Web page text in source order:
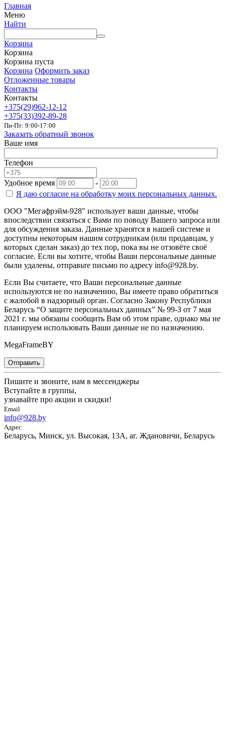
Главная
Меню
Найти
Корзина
Корзина
Корзина пуста
Корзина Оформить заказ
Отложенные товары
Контакты
Контакты
+375(29)962-12-12
+375(33)392-89-28
Пн-Пт: 9:00-17:00
Заказать обратный звонок
Ваше имя
Телефон
Удобное время
-
Я даю согласие на обработку моих персональных данных.
ООО "Мегафрэйм-928" использует ваши данные, чтобы
впоследствии связаться с Вами по поводу Вашего запроса или
для обсуждения заказа. Данные хранятся в нашей системе и
доступны некоторым нашим сотрудникам (или продавцам, у
которых сделан заказ) до тех пор, пока вы не отзовёте своё
согласие. Если вы хотите, чтобы Ваши персональные данные
были удалены, отправьте письмо по адресу info@928.by.
Если Вы считаете, что Ваши персональные данные
используются не по назначению, Вы имеете право обратиться
с жалобой в надзорный орган. Согласно Закону Республики
Беларусь “О защите персональных данных” № 99-З от 7 мая
2021 г. мы обязаны сообщить Вам об этом праве, однако мы не
планируем использовать Ваши данные не по назначению.
MegaFrameBY
Отправить
Пишите и звоните, нам в мессенджеры
Вступайте в группы,
узнавайте про акции и скидки!
Email
info@928.by
Адрес
Беларусь, Минск, ул. Высокая, 13А, аг. Ждановичи, Беларусь